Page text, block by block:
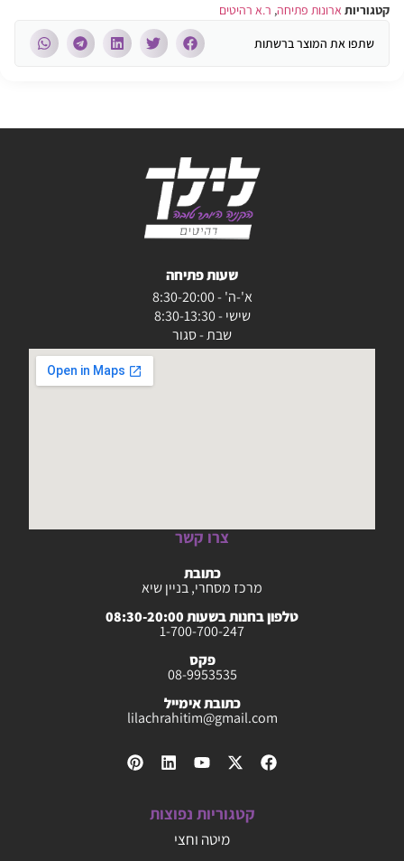
קטגוריות ארונות פתיחה, ר.א רהיטים
שתפו את המוצר ברשתות
שעות פתיחה
א'-ה' - 8:30-20:00
שישי - 8:30-13:30
שבת - סגור
צרו קשר
כתובת
מרכז מסחרי, בניין שיא
טלפון בחנות בשעות 08:30-20:00
1-700-700-247
פקס
08-9953535
כתובת אימייל
lilachrahitim@gmail.com
קטגוריות נפוצות
מיטה וחצי